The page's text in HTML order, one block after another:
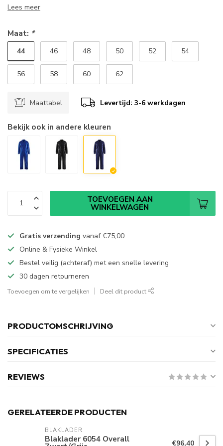
Lees meer
Maat: *
44 46 48 50 52 54
56 58 60 62
Maattabel Levertijd: 3-6 werkdagen
Bekijk ook in andere kleuren
TOEVOEGEN AAN
WINKELWAGEN
Gratis verzending vanaf€75,00
Online & Fysieke Winkel
Bestel veilig (achteraf) met een snelle levering
30 dagen retourneren
Toevoegen om te vergelijken Deel dit product
PRODUCTOMSCHRIJVING
SPECIFICATIES
REVIEWS
GERELATEERDE PRODUCTEN
BLAKLADER
Blaklader 6054 Overall €96,40